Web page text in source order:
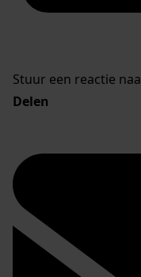
Stuur een reactie
Delen